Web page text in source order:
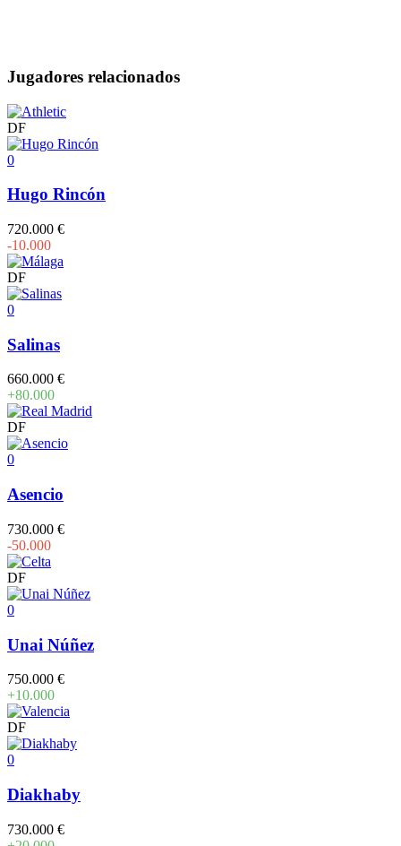
Jugadores relacionados
DF
0
Hugo Rincón
720.000 €
-10.000
DF
0
Salinas
660.000 €
+80.000
DF
0
Asencio
730.000 €
-50.000
DF
0
Unai Núñez
750.000 €
+10.000
DF
0
Diakhaby
730.000 €